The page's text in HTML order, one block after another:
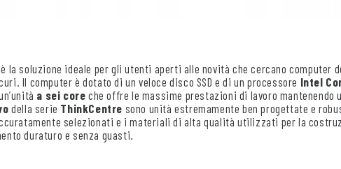
è la soluzione ideale per gli utenti aperti alle novità che cercano computer
Il computer è dotato di un veloce disco SSD e di un processore Intel
a sei core che offre le massime prestazioni di lavoro mantenendo
della serie ThinkCentre sono unità estremamente ben progettate e
selezionati e i materiali di alta qualità utilizzati per la
duraturo e senza guasti.